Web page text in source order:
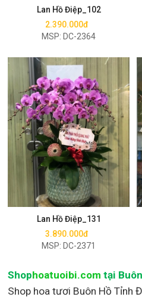
Lan Hồ Điệp_102
2.390.000đ
MSP: DC-2364
Lan Hồ Điệp_131
3.890.000đ
MSP: DC-2371
Mua ngay
Shophoatuoibi.com tại
Shop hoa tươi Buôn Hồ Tỉnh